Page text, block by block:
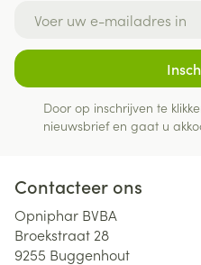
Door op inschrijven te
nieuwsbrief en gaat u
Contacteer ons
Opniphar BVBA
Broekstraat 28
9255 Buggenhout